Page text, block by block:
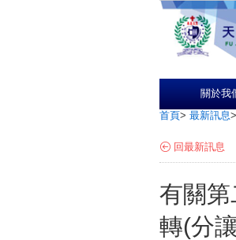
關於我
首頁> 最新訊息>
回最新訊息
有關
轉(分